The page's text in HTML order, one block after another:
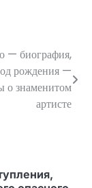
— биография,
рождения —
о знаменитом
артисте